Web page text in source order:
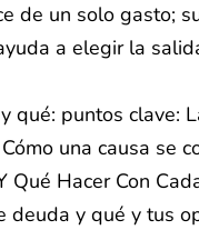
de un solo gasto;
a elegir la
Qué Hacer Con
deuda y qué y tus